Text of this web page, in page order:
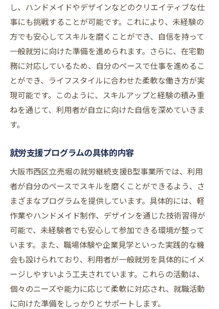
し、ハンドメイドやデザインなどのクリエイティブな仕
事にも挑戦することが可能です。これにより、未経験の
方でも安心してスキルを磨くことができ、自信を持って
一般就労に向けた準備を進められます。さらに、在宅勤
務に対応しているため、自分のペースで仕事を進めるこ
とができ、ライフスタイルに合わせた柔軟な働き方が実
現可能です。このように、スキルアップと経験の積み重
ねを通じて、利用者が自立に向けた自信を深めていきま
す。
就労支援プログラムの具体的内容
大阪市西区立売堀の就労継続支援B型事業所では、利用
者が自分のペースでスキルを磨くことができるよう、さ
まざまなプログラムを提供しています。具体的には、軽
作業やハンドメイド制作、デザインを通じた技術習得が
可能で、未経験者でも安心して参加できる環境が整って
います。また、職場体験や企業見学といった実践的な機
会も設けられており、利用者が一般就労を具体的にイメ
ージしやすいよう工夫されています。これらの活動は、
個々のニーズや能力に応じて柔軟に対応され、就職活動
に向けた準備をしっかりとサポートします。